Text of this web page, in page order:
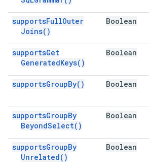
supportsFullOuter
Joins( )
Boolean
supportsGet
GeneratedKeys( )
Boolean
supportsGroupBy( ) Boolean
supportsGroupBy
BeyondSelect( )
Boolean
supportsGroupBy
Unrelated( )
Boolean